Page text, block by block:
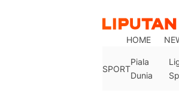
HOME
SPORT
Piala
Dunia